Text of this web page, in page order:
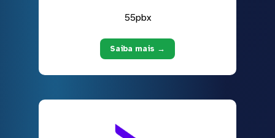
55pbx
Saiba mais →